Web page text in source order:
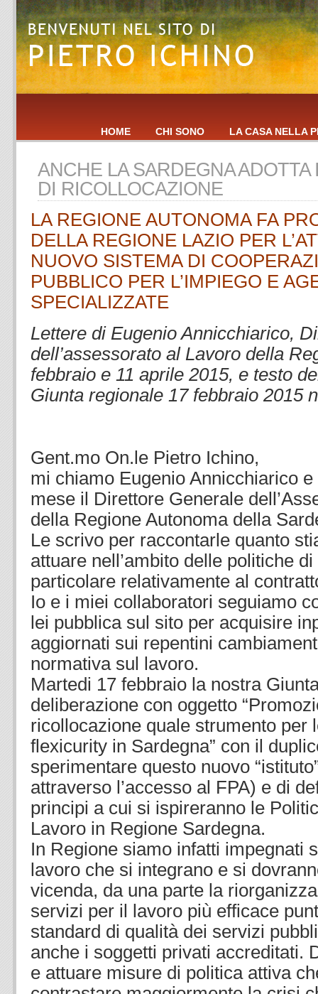
HOME CHI SONO LA CASA NELLA
ANCHE LA SARDEGNA ADOTTA
DI RICOLLOCAZIONE
LA REGIONE AUTONOMA FA
DELLA REGIONE LAZIO PER
NUOVO SISTEMA DI
PUBBLICO PER L’IMPIEGO E
SPECIALIZZATE
Lettere di Eugenio Annicchiarico,
dell’assessorato al Lavoro della
febbraio e 11 aprile 2015, e testo
Giunta regionale 17 febbraio 2015
Gent.mo On.le Pietro Ichino,
mi chiamo Eugenio Annicchiarico
mese il Direttore Generale
della Regione Autonoma della
Le scrivo per raccontarle quanto
attuare nell’ambito delle politiche
particolare relativamente al
Io e i miei collaboratori seguiamo
lei pubblica sul sito per acquisire
aggiornati sui repentini
normativa sul lavoro.
Martedi 17 febbraio la nostra
deliberazione con oggetto
ricollocazione quale strumento per
flexicurity in Sardegna” con il
sperimentare questo nuovo
attraverso l’accesso al FPA) e di
principi a cui si ispireranno le
Lavoro in Regione Sardegna.
In Regione siamo infatti impegnati
lavoro che si integrano e si
vicenda, da una parte la
servizi per il lavoro più efficace
standard di qualità dei servizi
anche i soggetti privati accreditati.
e attuare misure di politica attiva